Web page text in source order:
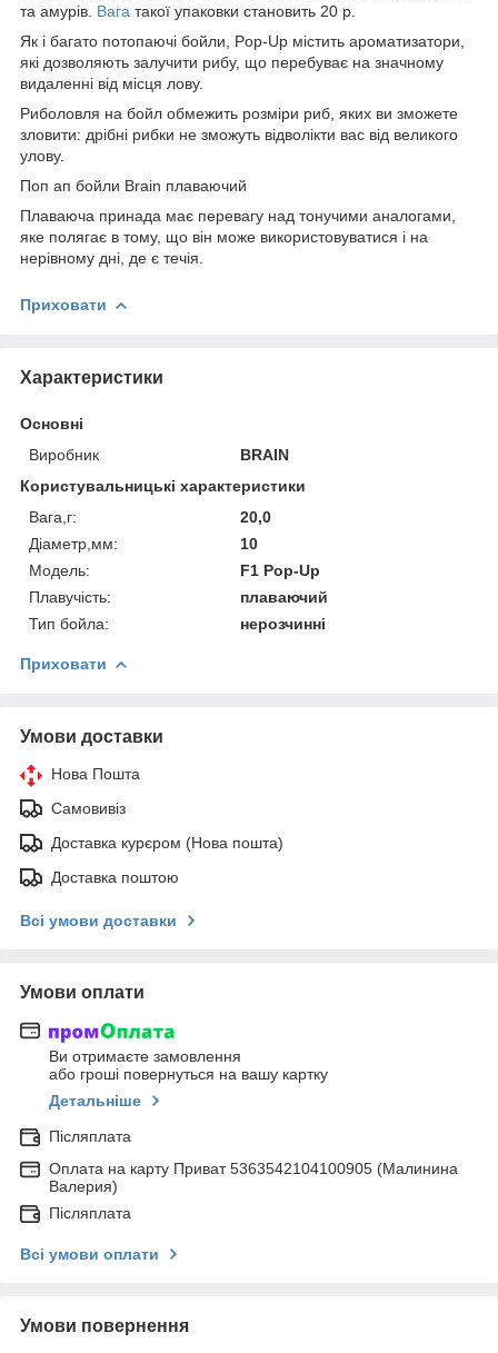
та амурів. Вага такої упаковки становить 20 р.
Як і багато потопаючі бойли, Pop-Up містить ароматизатори,
які дозволяють залучити рибу, що перебуває на значному
видаленні від місця лову.
Риболовля на бойл обмежить розміри риб, яких ви зможете
зловити: дрібні рибки не зможуть відволікти вас від великого
улову.
Поп ап бойли Brain плаваючий
Плаваюча принада має перевагу над тонучими аналогами,
яке полягає в тому, що він може використовуватися і на
нерівному дні, де є течія.
Приховати
Характеристики
Основні
Виробник
BRAIN
Користувальницькі характеристики
Вага,г:
20,0
Діаметр,мм:
10
Модель:
F1 Pop-Up
Плавучість:
плаваючий
Тип бойла:
нерозчинні
Приховати
Умови доставки
Нова Пошта
Самовивіз
Доставка курєром (Нова пошта)
Доставка поштою
Всі умови доставки
Умови оплати
Ви отримаєте замовлення
або гроші повернуться на вашу картку
Детальніше
Післяплата
Оплата на карту Приват 5363542104100905 (Малинина
Валерия)
Післяплата
Всі умови оплати
Умови повернення